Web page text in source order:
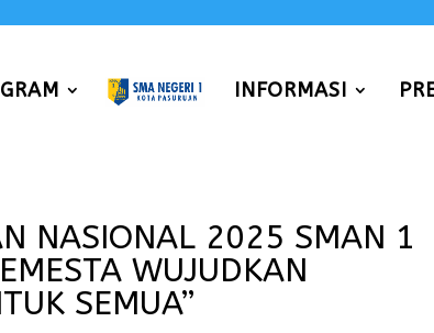
INFORMASI
NASIONAL 2025 SMAN 1
WUJUDKAN
SEMUA”